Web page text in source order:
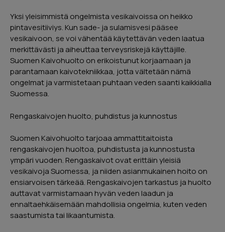
Yksi yleisimmistä ongelmista vesikaivoissa on heikko
pintavesitiiviys. Kun sade- ja sulamisvesi pääsee
vesikaivoon, se voi vähentää käytettävän veden laatua
merkittävästi ja aiheuttaa terveysriskejä käyttäjille.
Suomen Kaivohuolto on erikoistunut korjaamaan ja
parantamaan kaivotekniikkaa, jotta vältetään nämä
ongelmat ja varmistetaan puhtaan veden saanti kaikkialla
Suomessa.
Rengaskaivojen huolto, puhdistus ja kunnostus
Suomen Kaivohuolto tarjoaa ammattitaitoista
rengaskaivojen huoltoa, puhdistusta ja kunnostusta
ympäri vuoden. Rengaskaivot ovat erittäin yleisiä
vesikaivoja Suomessa, ja niiden asianmukainen hoito on
ensiarvoisen tärkeää. Rengaskaivojen tarkastus ja huolto
auttavat varmistamaan hyvän veden laadun ja
ennaltaehkäisemään mahdollisia ongelmia, kuten veden
saastumista tai likaantumista.
Urpo Lindroth
Hieno kokemus. Myyjä kertoi kaiken
tarvittavan. Sai hyvän käsityksen miten
rahoitus hoidetaan ja miten kannattaa
hakea kotitalousvähennystä. Kaivon
huoltotyö hoidettiin ajallaan ja erittäin
Google
Reviews
04/2024
Page
of